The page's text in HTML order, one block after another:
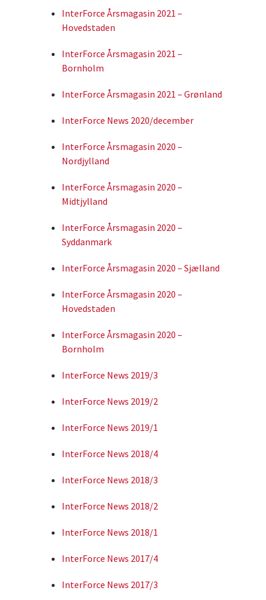
InterForce Årsmagasin 2021 –
Hovedstaden
InterForce Årsmagasin 2021 –
Bornholm
InterForce Årsmagasin 2021 – Grønland
InterForce News 2020/december
InterForce Årsmagasin 2020 –
Nordjylland
InterForce Årsmagasin 2020 –
Midtjylland
InterForce Årsmagasin 2020 –
Syddanmark
InterForce Årsmagasin 2020 – Sjælland
InterForce Årsmagasin 2020 –
Hovedstaden
InterForce Årsmagasin 2020 –
Bornholm
InterForce News 2019/3
InterForce News 2019/2
InterForce News 2019/1
InterForce News 2018/4
InterForce News 2018/3
InterForce News 2018/2
InterForce News 2018/1
InterForce News 2017/4
InterForce News 2017/3